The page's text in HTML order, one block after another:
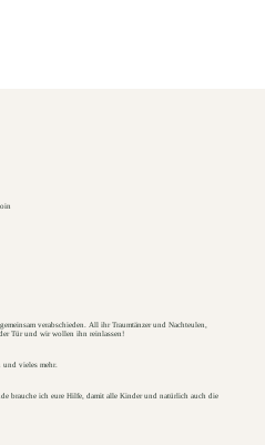
verabschieden. All ihr Traumtänzer und Nachteulen,
Tür und wir wollen ihn reinlassen!
und vieles mehr.
brauche ich eure Hilfe, damit alle Kinder und natürlich auch die